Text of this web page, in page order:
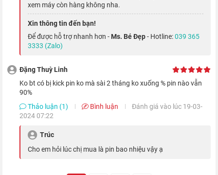
Bên cạnh đó, Apple cũng đã bổ sung thêm cho smartphone
nhiều tính năng cùng chế độ chụp chuyên nghiệp, giúp cho bạn
có thể sáng tạo thêm nhiều kiểu hình hơn cho cùng một khung
cảnh.
xem máy còn hàng không nha.
Xin thông tin đến bạn!
Để được hỗ trợ nhanh hơn - Ms. Bé Đẹp- Hotline:039 365
3333 (Zalo)
Đặng Thuỳ Linh
Ko bt có bị kick pin ko mà sài 2 tháng ko xuống % pin nào vẫn
90%
Thảo luận (1)
Bình luận
Đánh giá vào lúc 19-03-
2024 07:22
Trúc
Cho em hỏi lúc chị mua là pin bao nhiệu vậy ạ